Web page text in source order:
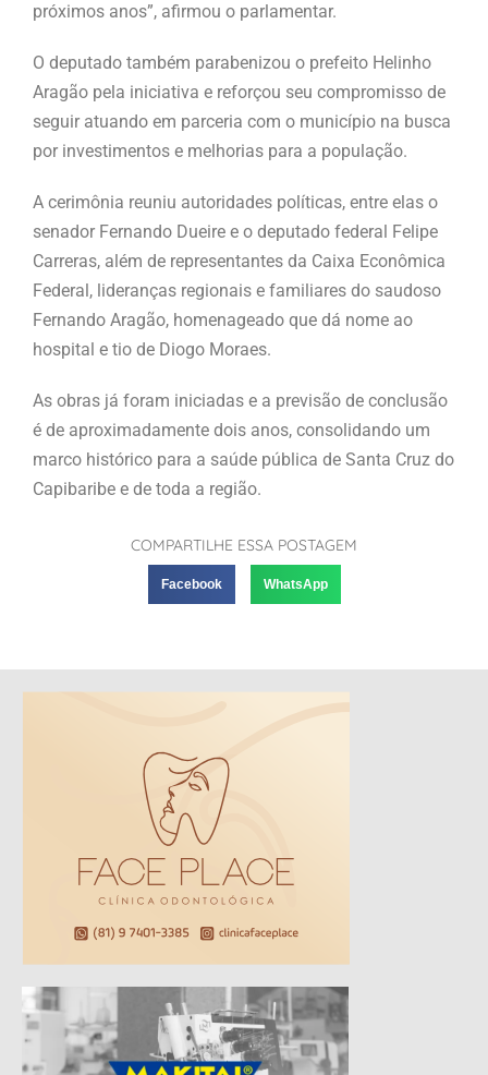
próximos anos”, afirmou o parlamentar.
O deputado também parabenizou o prefeito Helinho
Aragão pela iniciativa e reforçou seu compromisso de
seguir atuando em parceria com o município na busca
por investimentos e melhorias para a população.
A cerimônia reuniu autoridades políticas, entre elas o
senador Fernando Dueire e o deputado federal Felipe
Carreras, além de representantes da Caixa Econômica
Federal, lideranças regionais e familiares do saudoso
Fernando Aragão, homenageado que dá nome ao
hospital e tio de Diogo Moraes.
As obras já foram iniciadas e a previsão de conclusão
é de aproximadamente dois anos, consolidando um
marco histórico para a saúde pública de Santa Cruz do
Capibaribe e de toda a região.
COMPARTILHE ESSA POSTAGEM
Facebook WhatsApp